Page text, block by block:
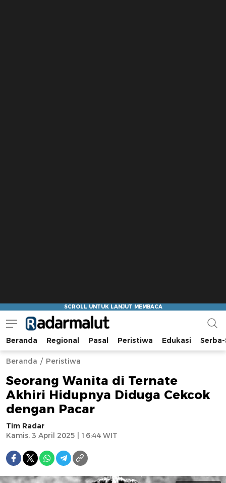
Radar Malut
Bacaan Nyindir
Beranda Regional Pasal Peristiwa Edukasi
Beranda Peristiwa
Seorang Wanita di Ternate
Akhiri Hidupnya Diduga Cekcok
dengan Pacar
Tim Radar
Kamis, 3 April 2025 | 16:44 WIT